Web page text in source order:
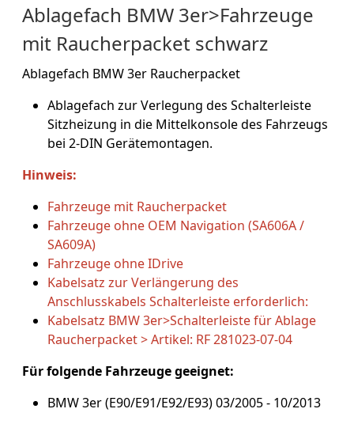
Ablagefach BMW 3er>Fahrzeuge
mit Raucherpacket schwarz
Ablagefach BMW 3er Raucherpacket
Ablagefach zur Verlegung des Schalterleiste
Sitzheizung in die Mittelkonsole des Fahrzeugs
bei 2-DIN Gerätemontagen.
Hinweis:
Fahrzeuge mit Raucherpacket
Fahrzeuge ohne OEM Navigation (SA606A /
SA609A)
Fahrzeuge ohne IDrive
Kabelsatz zur Verlängerung des
Anschlusskabels Schalterleiste erforderlich:
Kabelsatz BMW 3er>Schalterleiste für Ablage
Raucherpacket > Artikel: RF 281023-07-04
Für folgende Fahrzeuge geeignet:
BMW 3er (E90/E91/E92/E93) 03/2005 - 10/2013